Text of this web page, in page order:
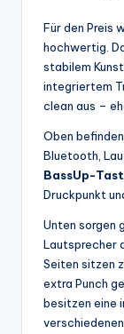
Für den Preis
hochwertig.
stabilem
integriertem
clean aus –
Oben
Bluetooth,
BassUp-
Druckpunkt
Unten sorgen
Lautsprecher
Seiten sitzen
extra Punch
besitzen eine